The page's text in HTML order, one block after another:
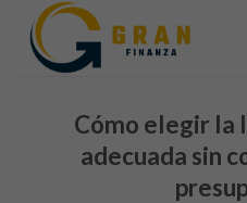
content
Cómo elegir la
adecuada sin